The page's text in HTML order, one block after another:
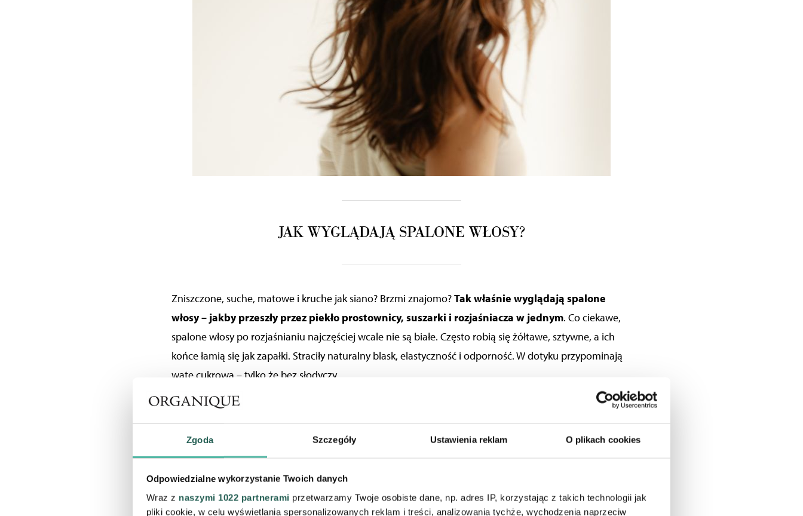
Zgoda Szczegóły Ustawienia reklam O plikach cookies
Odpowiedzialne wykorzystanie Twoich danych
Wraz z naszymi 1022 partnerami przetwarzamy Twoje osobiste dane, np. adres IP, korzystając z takich technologii jak
pliki cookie, w celu wyświetlania spersonalizowanych reklam i treści, analizowania tychże, wychodzenia naprzeciw
JAK WYGLĄDAJĄ SPALONE WŁOSY?
Zniszczone, suche, matowe i kruche jak siano? Brzmi znajomo?Tak właśnie wyglądają spalone
włosy– jakby przeszły przez piekło prostownicy, suszarki i rozjaśniacza w jednym. Co ciekawe,
spalone włosy po rozjaśnianiu najczęściej wcale nie są białe. Często robią się żółtawe, sztywne, a ich
końce łamią się jak zapałki. Straciłynaturalny blask, elastyczność i odporność. W dotyku przypominają
watę cukrową – tylko że bez słodyczy.
Masz wrażenie, że
dwusiarczkowych
– czyli tego, co trzyma Twoje pasma „w całości”.Często towarzyszy temu swędząca
skóra głowy, bo spalona fryzura to nie tylko problem estetyczny – to też sygnał, że Twoje włosy
potrzebują pomocy.
Warto wiedzieć, że jeśli włos został całkowicie złamany lub rozdwojony, nie ma sposobu, by go